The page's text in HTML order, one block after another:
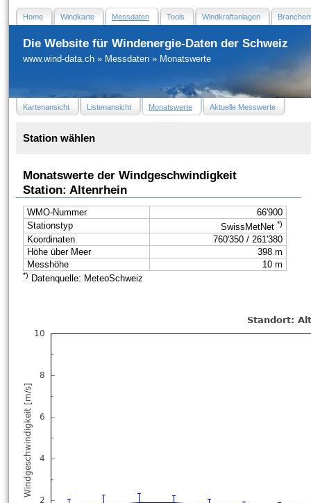
Home Windkarte Messdaten Tools Windkraftanlagen
Die Website für Windenergie-Daten der Schweiz
www.wind-data.ch » Messdaten » Monatswerte
Kartenansicht Listenansicht Monatswerte Aktuelle Messwerte
Station wählen
Monatswerte der Windgeschwindigkeit
Station: Altenrhein
WMO-Nummer
66'900
Stationstyp
SwissMetNet *)
Koordinaten
760'350 / 261'380
Höhe über Meer
398 m
Messhöhe
10 m
*) Datenquelle: MeteoSchweiz